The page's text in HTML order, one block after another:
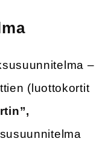
–
(luottokortit